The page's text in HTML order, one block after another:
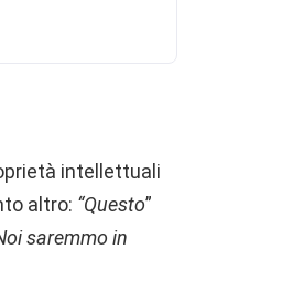
intellettuali
altro: “Questo”
saremmo in